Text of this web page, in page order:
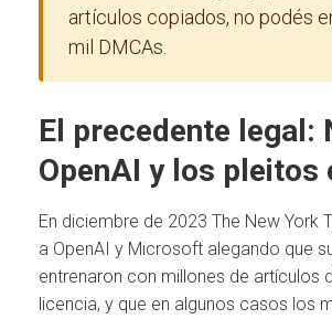
artículos copiados, no podés
mil DMCAs.
El precedente legal:
OpenAI y los pleitos
En diciembre de 2023 The New York
a OpenAI y Microsoft alegando que
entrenaron con millones de artículos
licencia, y que en algunos casos los